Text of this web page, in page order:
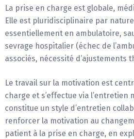
La prise en charge est globale,
Elle est pluridisciplinaire par
essentiellement en ambulatoire,
sevrage hospitalier (échec de
associés, nécessité d’ajustements
Le travail sur la motivation est
charge et s’effectue via l’entretien
constitue un style d’entretien
renforcer la motivation au
patient à la prise en charge, en